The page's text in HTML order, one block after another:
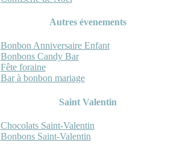
Autres évenements
Bonbon Anniversaire Enfant
Bonbons Candy Bar
Fête foraine
Bar à bonbon mariage
Saint Valentin
Chocolats Saint-Valentin
Bonbons Saint-Valentin